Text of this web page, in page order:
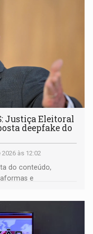
Justiça Eleitoral
deepfake do
às 12:02
do conteúdo,
e